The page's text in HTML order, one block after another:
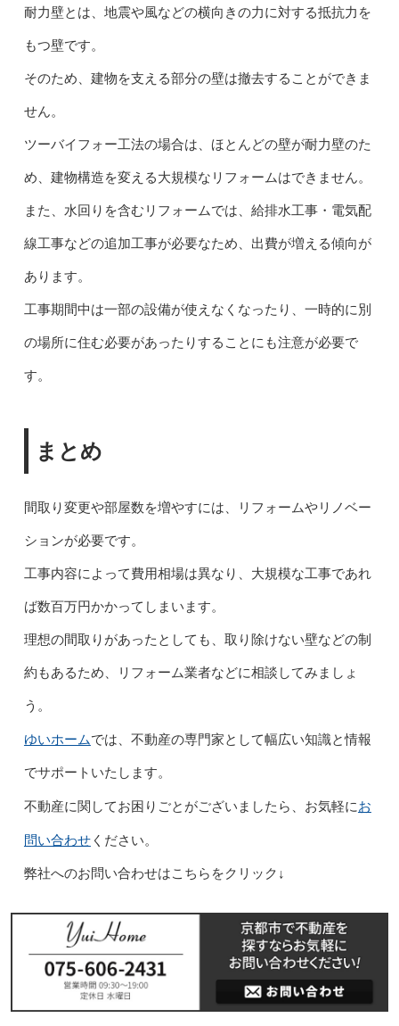
耐力壁とは、地震や風などの横向きの力に対する抵抗力を
もつ壁です。
そのため、建物を支える部分の壁は撤去することができま
せん。
ツーバイフォー工法の場合は、ほとんどの壁が耐力壁のた
め、建物構造を変える大規模なリフォームはできません。
また、水回りを含むリフォームでは、給排水工事・電気配
線工事などの追加工事が必要なため、出費が増える傾向が
あります。
工事期間中は一部の設備が使えなくなったり、一時的に別
の場所に住む必要があったりすることにも注意が必要で
す。
まとめ
間取り変更や部屋数を増やすには、リフォームやリノベー
ションが必要です。
工事内容によって費用相場は異なり、大規模な工事であれ
ば数百万円かかってしまいます。
理想の間取りがあったとしても、取り除けない壁などの制
約もあるため、リフォーム業者などに相談してみましょ
う。
ゆいホームでは、不動産の専門家として幅広い知識と情報
でサポートいたします。
不動産に関してお困りごとがございましたら、お気軽にお
問い合わせください。
弊社へのお問い合わせはこちらをクリック↓